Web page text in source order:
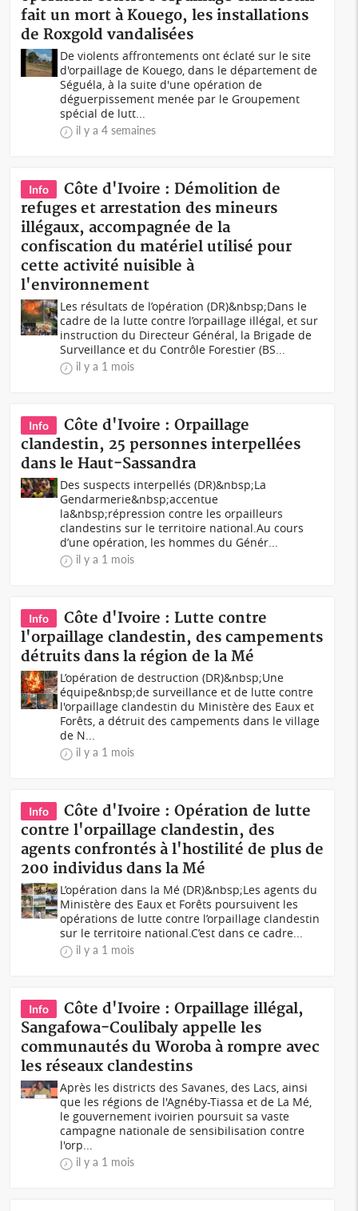
fait un mort à Kouego, les installations
de Roxgold vandalisées
De violents affrontements ont éclaté sur le site
d'orpaillage de Kouego, dans le département de
Séguéla, à la suite d'une opération de
déguerpissement menée par le Groupement
spécial de lutt...
il y a 4 semaines
Info
Côte d'Ivoire : Démolition de
refuges et arrestation des mineurs
illégaux, accompagnée de la
confiscation du matériel utilisé pour
cette activité nuisible à
l'environnement
Les résultats de l’opération (DR)&nbsp;Dans le
cadre de la lutte contre l’orpaillage illégal, et sur
instruction du Directeur Général, la Brigade de
Surveillance et du Contrôle Forestier (BS...
il y a 1 mois
Info
Côte d'Ivoire : Orpaillage
clandestin, 25 personnes interpellées
dans le Haut-Sassandra
Des suspects interpellés (DR)&nbsp;La
Gendarmerie&nbsp;accentue
la&nbsp;répression contre les orpailleurs
clandestins sur le territoire national.Au cours
d’une opération, les hommes du Génér...
il y a 1 mois
Info
Côte d'Ivoire : Lutte contre
l'orpaillage clandestin, des campements
détruits dans la région de la Mé
L’opération de destruction (DR)&nbsp;Une
équipe&nbsp;de surveillance et de lutte contre
l'orpaillage clandestin du Ministère des Eaux et
Forêts, a détruit des campements dans le village
de N...
il y a 1 mois
Info
Côte d'Ivoire : Opération de lutte
contre l'orpaillage clandestin, des
agents confrontés à l'hostilité de plus de
200 individus dans la Mé
L’opération dans la Mé (DR)&nbsp;Les agents du
Ministère des Eaux et Forêts poursuivent les
opérations de lutte contre l’orpaillage clandestin
sur le territoire national.C’est dans ce cadre...
il y a 1 mois
Info
Côte d'Ivoire : Orpaillage illégal,
Sangafowa-Coulibaly appelle les
communautés du Woroba à rompre avec
les réseaux clandestins
Après les districts des Savanes, des Lacs, ainsi
que les régions de l'Agnéby-Tiassa et de La Mé,
le gouvernement ivoirien poursuit sa vaste
campagne nationale de sensibilisation contre
l'orp...
il y a 1 mois